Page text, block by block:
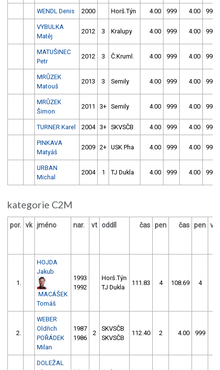
WENDL Denis 2000 Horš.Týn 4.00 999 4.00 999
VYBULKA
Matěj
2012 3 Kralupy 4.00 999 4.00 999
MATUŠINEC
Petr
2012 3 Č.Kruml. 4.00 999 4.00 999
MRŮZEK
Matouš
2013 3 Semily 4.00 999 4.00 999
MRŮZEK
Šimon
2011 3+ Semily 4.00 999 4.00 999
TURNER Karel 2004 3+ SKVSČB 4.00 999 4.00 999
PINKAVA
Matyáš
2009 2+ USK Pha 4.00 999 4.00 999
URBAN
Michal
2004 1 TJ Dukla 4.00 999 4.00 999
kategorie C2M
por. vk jméno nar. vt oddíl čas pen čas pen
1.
HOJDA
Jakub
MACÁŠEK
Tomáš
1993
1992
Horš.Týn
TJ Dukla
111.83 4 108.69 4
2.
WEBER
Oldřich
POŘÁDEK
Milan
1987
1986
2
SKVSČB
SKVSČB
112.40 2 4.00 999
DOLEŽAL